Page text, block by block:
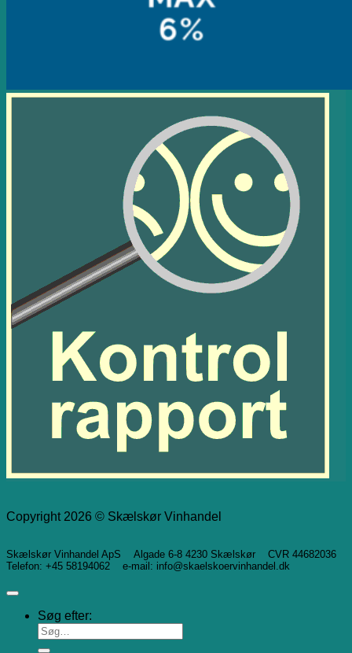
Copyright 2026 © Skælskør Vinhandel
Skælskør Vinhandel ApS Algade 6-8 4230 Skælskør CVR 44682036
Telefon: +45 58194062 e-mail: info@skaelskoervinhandel.dk
Søg efter: